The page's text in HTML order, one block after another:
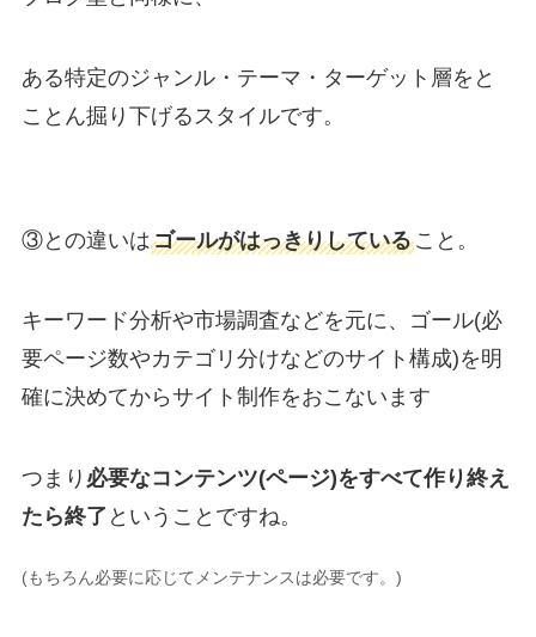
ある特定のジャンル・テーマ・ターゲット層をと
ことん掘り下げるスタイルです。
③との違いはゴールがはっきりしていること。
キーワード分析や市場調査などを元に、ゴール(必
要ページ数やカテゴリ分けなどのサイト構成)を明
確に決めてからサイト制作をおこないます
つまり 必要なコンテンツ(ページ)をすべて作り終え
たら終了 ということですね。
(もちろん必要に応じてメンテナンスは必要です。)